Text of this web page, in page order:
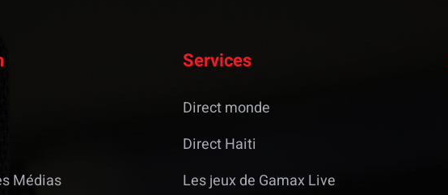
Médias
Services
Direct monde
Direct Haiti
Les jeux de Gamax Live